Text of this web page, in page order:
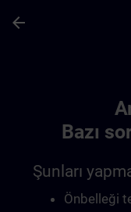
arrow_back
Bazı
Şunları
Önbelleği